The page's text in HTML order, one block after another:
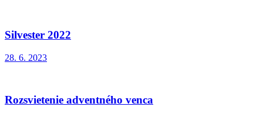
Silvester 2022
28. 6. 2023
Rozsvietenie adventného venca